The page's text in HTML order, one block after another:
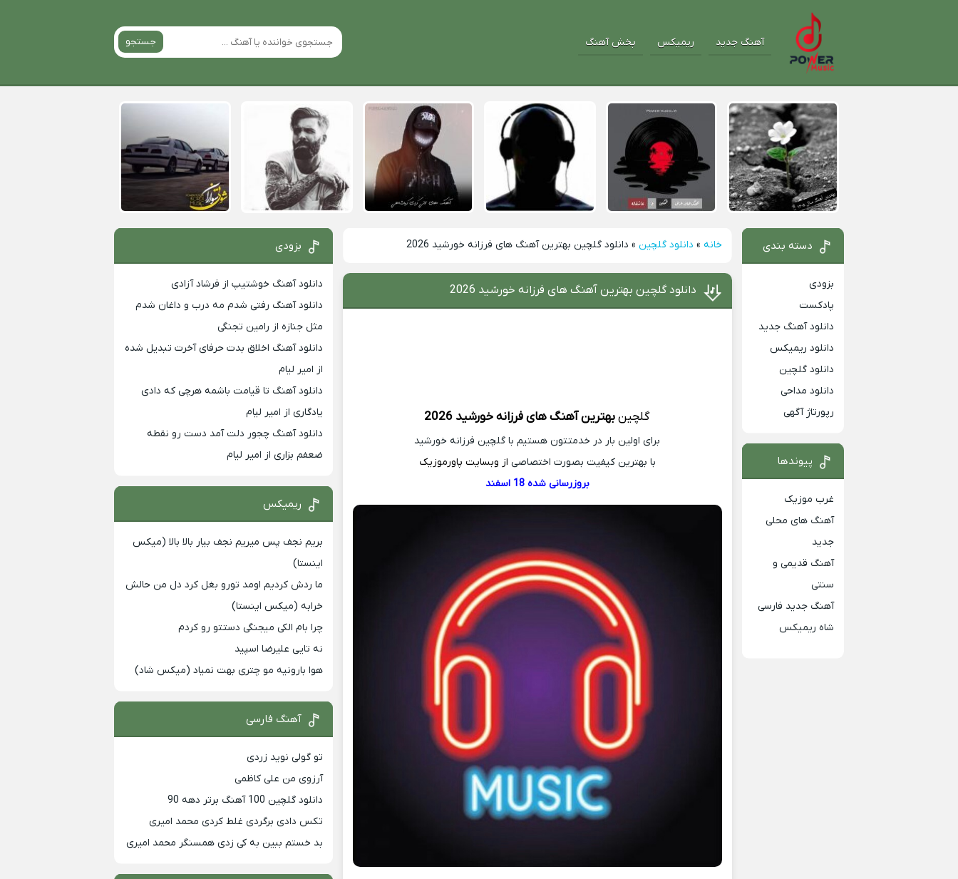
آهنگ جدید ریمیکس پخش آهنگ جستجو
خانه » دانلود گلچین » دانلود گلچین بهترین آهنگ های فرزانه خورشید 2026
دانلود گلچین بهترین آهنگ های فرزانه خورشید 2026
گلچین بهترین آهنگ های فرزانه خورشید 2026
برای اولین بار در خدمتتون هستیم با گلچین فرزانه خورشید
با بهترین کیفیت بصورت اختصاصی از وبسایت پاورموزیک
بروزرسانی شده 18 اسفند
دسته بندی
بزودی
پادکست
دانلود آهنگ جدید
دانلود ریمیکس
دانلود گلچین
دانلود مداحی
رپورتاژ آگهی
پیوندها
غرب موزیک
آهنگ های محلی
جدید
آهنگ قدیمی و
سنتی
آهنگ جدید فارسی
شاه ریمیکس
بزودی
دانلود آهنگ خوشتیپ از فرشاد آزادی
دانلود آهنگ رفتی شدم مه درب و داغان شدم
مثل جنازه از رامین تجنگی
دانلود آهنگ اخلاق بدت حرفای آخرت تبدیل شده
از امیر لیام
دانلود آهنگ تا قیامت باشمه هرچی که دادی
یادگاری از امیر لیام
دانلود آهنگ چجور دلت آمد دست رو نقطه
ضعفم بزاری از امیر لیام
ریمیکس
بریم نجف پس میریم نجف بیار بالا بالا (میکس
اینستا)
ما ردش کردیم اومد تورو بغل کرد دل من حالش
خرابه (میکس اینستا)
چرا بام الکی میجنگی دستتو رو کردم
نه تایی علیرضا اسپید
هوا بارونیه مو چتری بهت نمیاد (میکس شاد)
آهنگ فارسی
تو گولی نوید زردی
آرزوی من علی کاظمی
دانلود گلچین 100 آهنگ برتر دهه 90
تکس دادی برگردی غلط کردی محمد امیری
بد خستم ببین به کی زدی همسنگر محمد امیری